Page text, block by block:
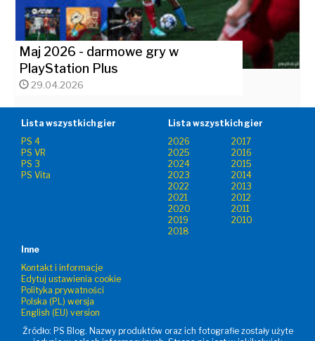
Maj 2026 - darmowe gry w
PlayStation Plus
29.04.2026
Lista wszystkich gier
PS 4
PS VR
PS 3
PS Vita
Lista wszystkich gier
2026
2017
2025
2016
2024
2015
2023
2014
2022
2013
2021
2012
2020
2011
2019
2010
2018
Inne
Kontakt i informacje
Edytuj ustawienia cookie
Polityka prywatności
Polska (PL) wersja
English (EU) version
Źródło: PS Blog. Nazwy produktów oraz ich fotografie zostały użyte